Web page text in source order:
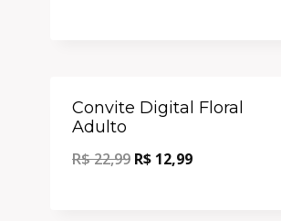
Convite Digital Floral
Adulto
R$22,99 R$ 12,99